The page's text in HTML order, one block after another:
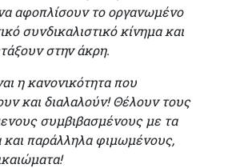
αφοπλίσουν το οργανωμένο
συνδικαλιστικό κίνημα και
στην άκρη.
η κανονικότητα που
και διαλαλούν! Θέλουν τους
συμβιβασμένους με τα
και παράλληλα φιμωμένους,